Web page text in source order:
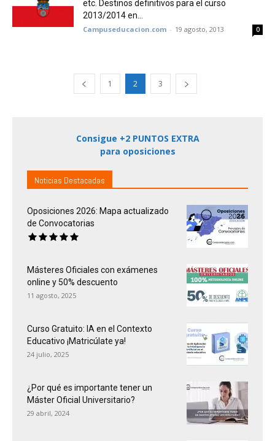
etc. Destinos definitivos para el curso
2013/2014 en...
Campuseducacion.com - 19 agosto, 2013 0
1 2 3
Consigue +2 PUNTOS EXTRA
para oposiciones
Noticias Destacadas
Oposiciones 2026: Mapa actualizado
de Convocatorias
Másteres Oficiales con exámenes
online y 50% descuento
11 agosto, 2025
Curso Gratuito: IA en el Contexto
Educativo ¡Matricúlate ya!
24 julio, 2025
¿Por qué es importante tener un
Máster Oficial Universitario?
29 abril, 2024